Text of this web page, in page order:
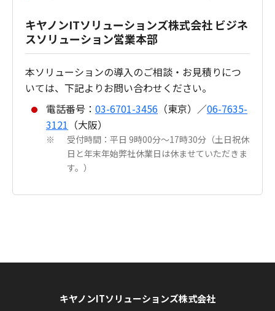
キヤノンITソリューションズ株式会社 ビジネ
スソリューション営業本部
本ソリューションの導入のご相談・お見積りにつ
いては、下記よりお問い合わせください。
電話番号： 03-6701-3456 （東京）／06-7635-
3121 （大阪）
※
受付時間：平日 9時00分～17時30分（土日祝休
日と年末年始弊社休業日は休ませていただきま
す。）
キヤノンITソリューションズ株式会社